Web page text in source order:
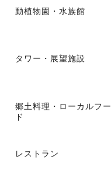
動植物園・水族館
タワー・展望施設
郷土料理・ローカルフー
ド
レストラン